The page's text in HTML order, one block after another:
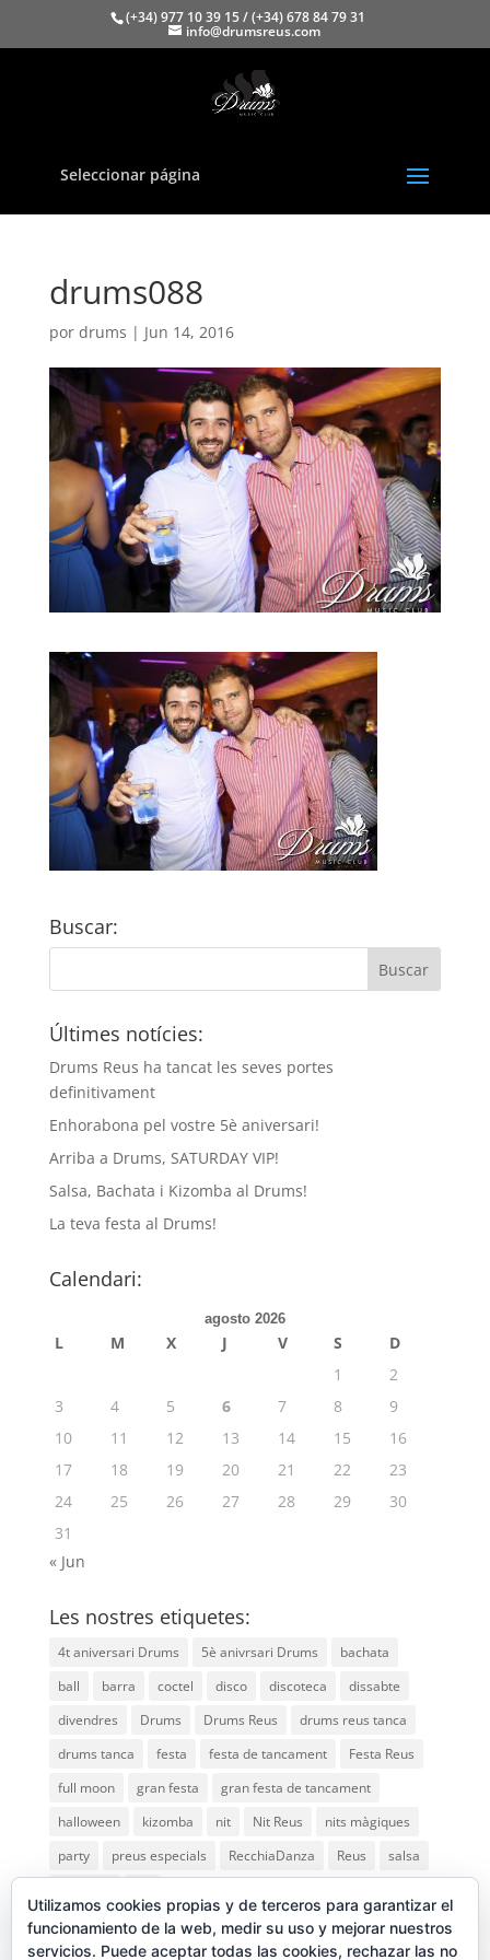
(+34) 977 10 39 15 / (+34) 678 84 79 31
info@drumsreus.com
Seleccionar página
drums088
por drums | Jun 14, 2016
Buscar:
Últimes notícies:
Drums Reus ha tancat les seves portes
definitivament
Enhorabona pel vostre 5è aniversari!
Arriba a Drums, SATURDAY VIP!
Salsa, Bachata i Kizomba al Drums!
La teva festa al Drums!
Calendari:
agosto 2026
L M X J V S
D
1
2
3
4 5 6 7 8
9
10
11 12 13 14 15
16
17
18 19 20 21 22
23
24
25 26 27 28 29
30
31
« Jun
Les nostres etiquetes:
4t aniversari Drums 5è anivrsari Drums
bachata
ball
barra coctel disco discoteca
dissabte
divendres
Drums Drums Reus
drums reus tanca
drums tanca
festa festa de tancament
Festa Reus
full moon
gran festa
gran festa de tancament
halloween
kizomba nit Nit Reus
nits màgiques
party
preus especials RecchiaDanza Reus
salsa
Utilizamos cookies propias y de terceros para garantizar el
funcionamiento de la web, medir su uso y mejorar nuestros
servicios. Puede aceptar todas las cookies, rechazar las no